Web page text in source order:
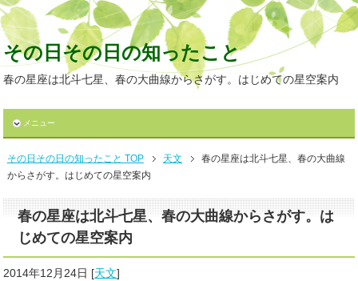
その日その日の知ったこと
春の星座は北斗七星、春の大曲線からさがす。はじめての星空案内
メニュー
その日その日の知ったこと TOP 天文
春の星座は北斗七星、春の大曲線
からさがす。はじめての星空案内
春の星座は北斗七星、春の大曲線からさがす。は
じめての星空案内
2014年12月24日 [天文]